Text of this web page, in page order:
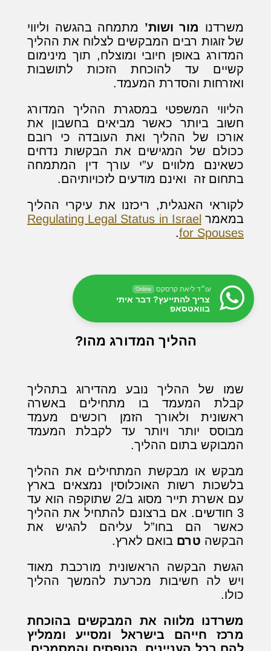
משרדנו מור ושות’ מתמחה בהגשה וליווי
של זוגות רבים המבקשים לצלוח את ההליך
המדורג באופן חיובי ומוצלח, תוך מינימום
קשיים עד להוכחת הזכות לתושבות
ואזרחות והסדרת המעמד.
הליווי המשפטי במסגרת ההליך המדורג
חשוב ביותר כאשר מביאים בחשבון את
אורכו של ההליך ואת העובדה כי רובם
ככולם של המגישים את הבקשות נדחים
כשאינם מלווים ע”י עורך דין המתמחה
בתחום זה ואינם מודעים לזכויותיהם.
לקוראי האנגלית, ריכזנו את עיקרי ההליך
במאמר Regulating Legal Status in Israel
for Spouses
.
עו״ד ליאת קרסקס Online
צריך להתייעץ? דבר איתי
בוואטסאפ
ההליך המדורג מהו?
שמו של ההליך נובע מהדירוג בתהליך
קבלת המעמד בו מתחילים באשרה
ראשונית ולאורך הזמן רוכשים מעמד
מבוסס יותר ויותר עד לקבלת המעמד
המבוקש בתום ההליך.
מבקש או מבקשת המתחילים את ההליך
בלשכות רשות האוכלוסין נמצאים בארץ
עם אשרת תייר מסוג ב/2 שתוקפה הוא עד
3 חודשים. אם ברצונם להתחיל את ההליך
כאשר הם בחו”ל עליהם להגיש את
הבקשה טרם בואם לארץ.
הגשת הבקשה הראשונית מורכבת מאוד
ויש לה חשיבות מכרעת להמשך ההליך
כולו.
משרדנו מלווה את המבקשים בהוכחת
מרכז חייהם בישראל ומסייע וממליץ